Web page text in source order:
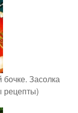
Засолка
рецепты)